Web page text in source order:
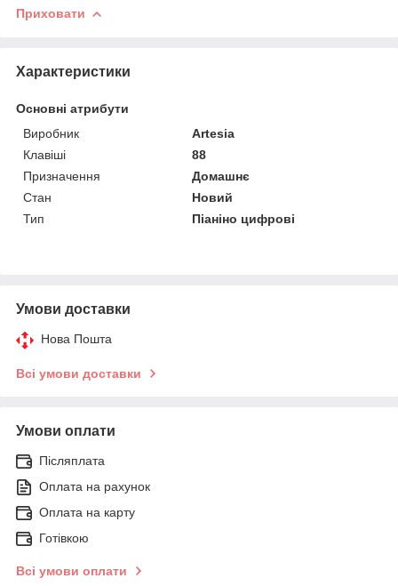
Приховати
Характеристики
Основні атрибути
Виробник
Artesia
Клавіші
88
Призначення
Домашнє
Стан
Новий
Тип
Піаніно цифрові
Умови доставки
Нова Пошта
Всі умови доставки
Умови оплати
Післяплата
Оплата на рахунок
Оплата на карту
Готівкою
Всі умови оплати